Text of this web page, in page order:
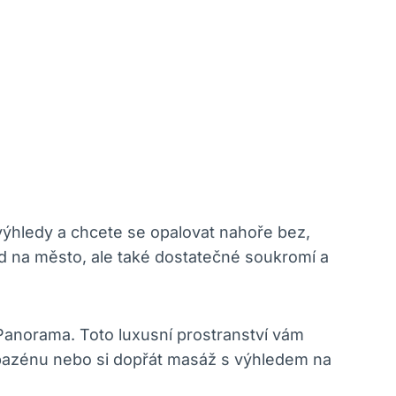
a chcete se opalovat nahoře bez,
na město, ale také dostatečné soukromí a
Toto luxusní prostranství vám
nebo si dopřát masáž s výhledem na